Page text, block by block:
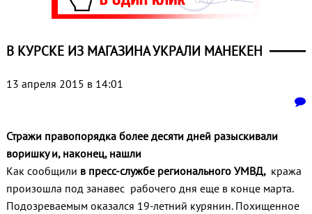
В КУРСКЕ ИЗ МАГАЗИНА УКРАЛИ МАНЕКЕН
13 апреля 2015 в 14:01
Стражи правопорядка более десяти дней разыскивали
воришку и, наконец, нашли
Как сообщили в пресс-службе регионального УМВД, кража
произошла под занавес рабочего дня еще в конце марта.
Подозреваемым оказался 19-летний курянин. Похищенное